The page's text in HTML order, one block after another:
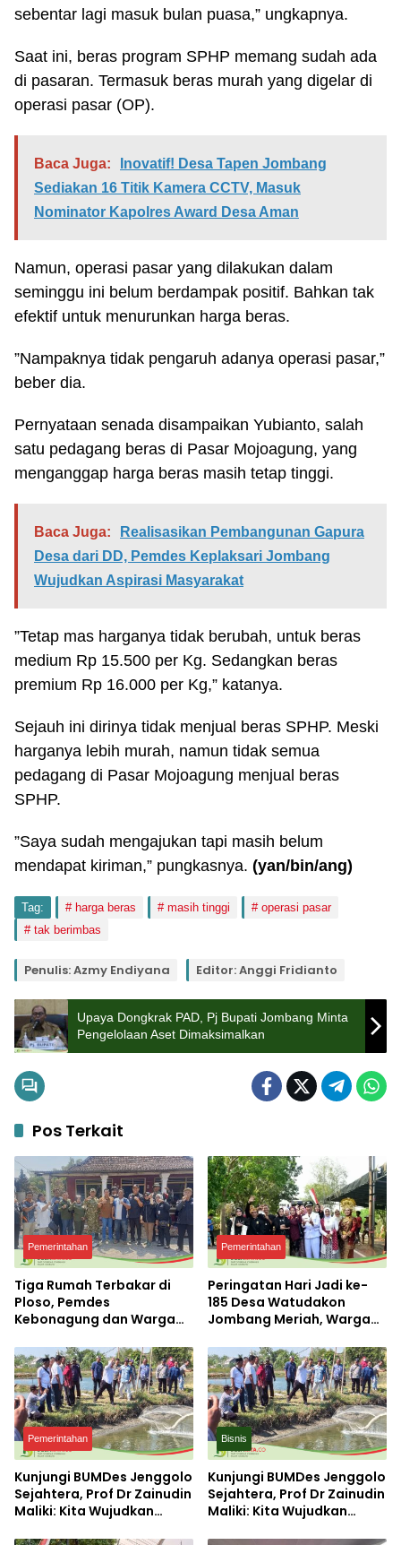
sebentar lagi masuk bulan puasa,” ungkapnya.
Saat ini, beras program SPHP memang sudah ada
di pasaran. Termasuk beras murah yang digelar di
operasi pasar (OP).
Baca Juga:
Inovatif! Desa Tapen Jombang
Sediakan 16 Titik Kamera CCTV, Masuk
Nominator Kapolres Award Desa Aman
Namun, operasi pasar yang dilakukan dalam
seminggu ini belum berdampak positif. Bahkan tak
efektif untuk menurunkan harga beras.
”Nampaknya tidak pengaruh adanya operasi pasar,”
beber dia.
Pernyataan senada disampaikan Yubianto, salah
satu pedagang beras di Pasar Mojoagung, yang
menganggap harga beras masih tetap tinggi.
Baca Juga:
Realisasikan Pembangunan Gapura
Desa dari DD, Pemdes Keplaksari Jombang
Wujudkan Aspirasi Masyarakat
”Tetap mas harganya tidak berubah, untuk beras
medium Rp 15.500 per Kg. Sedangkan beras
premium Rp 16.000 per Kg,” katanya.
Sejauh ini dirinya tidak menjual beras SPHP. Meski
harganya lebih murah, namun tidak semua
pedagang di Pasar Mojoagung menjual beras
SPHP.
”Saya sudah mengajukan tapi masih belum
mendapat kiriman,” pungkasnya. (yan/bin/ang)
Tag: harga beras masih tinggi
operasi pasar
tak berimbas
Penulis: Azmy Endiyana Editor: Anggi Fridianto
Upaya Dongkrak PAD, Pj Bupati Jombang Minta
Pengelolaan Aset Dimaksimalkan
Pos Terkait
Pemerintahan
Tiga Rumah Terbakar di
Ploso, Pemdes
Kebonagung dan Warga
Korban
Pemerintahan
Peringatan Hari Jadi ke-
185 Desa Watudakon
Jombang Meriah, Warga
Karnaval Budaya
Pemerintahan
Kunjungi BUMDes Jenggolo
Sejahtera, Prof Dr Zainudin
Maliki: Kita Wujudkan
Bisnis
Kunjungi BUMDes Jenggolo
Sejahtera, Prof Dr Zainudin
Maliki: Kita Wujudkan